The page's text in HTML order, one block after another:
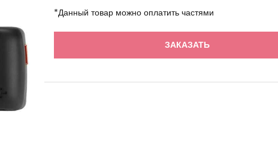
*Данный товар можно оплатить частями
ЗАКАЗАТЬ